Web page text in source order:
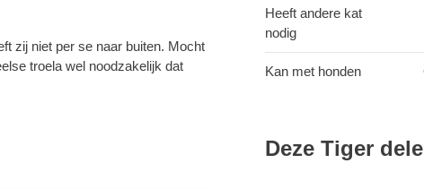
zij niet per se naar buiten. Mocht
troela wel noodzakelijk dat
Heeft andere kat
nodig
Kan met honden
Deze Tiger